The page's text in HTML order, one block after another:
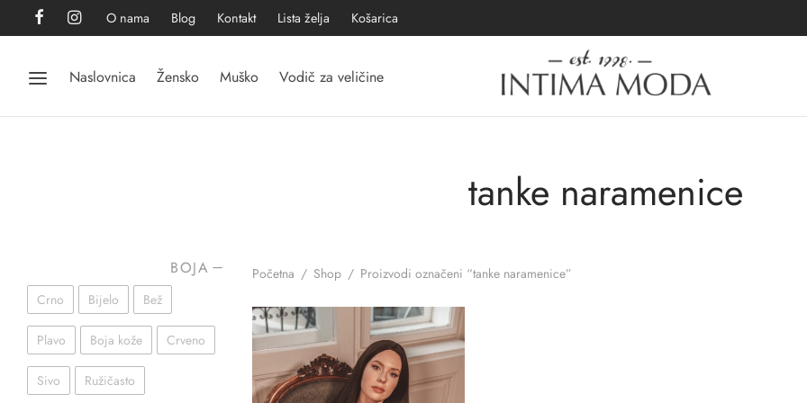
O nama Blog Kontakt Lista želja Košarica
Naslovnica Žensko Muško Vodič za veličine
tanke naramenice
BOJA
Crno Bijelo Bež
Plavo Boja kože Crveno
Sivo Ružičasto
Početna / Shop / Proizvodi označeni “tanke naramenice”